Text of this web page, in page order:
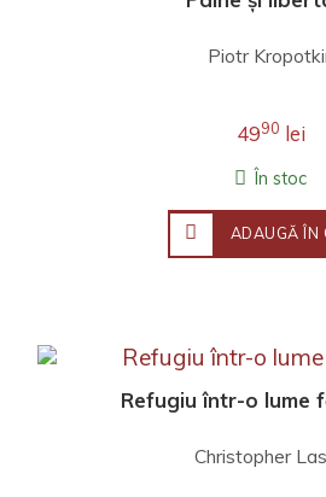
Piotr
4990 lei
În stoc
ADAUGĂ ÎN
Refugiu într-o lume
Christopher